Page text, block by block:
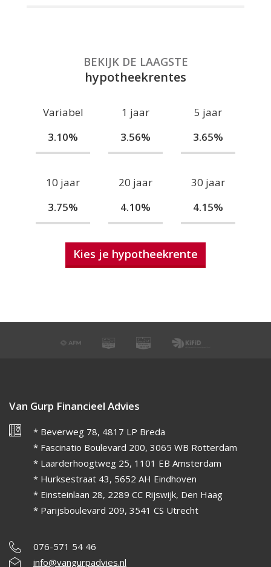
BEKIJK DE LAAGSTE
hypotheekrentes
Variabel
3.10%
1 jaar
3.56%
5 jaar
3.65%
10 jaar
3.75%
20 jaar
4.10%
30 jaar
4.15%
Kies je hypotheekrente
Van Gurp Financieel Advies
* Beverweg 78, 4817 LP Breda
* Fascinatio Boulevard 200, 3065 WB Rotterdam
* Laarderhoogtweg 25, 1101 EB Amsterdam
* Hurksestraat 43, 5652 AH Eindhoven
* Einsteinlaan 28, 2289 CC Rijswijk, Den Haag
* Parijsboulevard 209, 3541 CS Utrecht
076-571 54 46
info@vangurpadvies.nl